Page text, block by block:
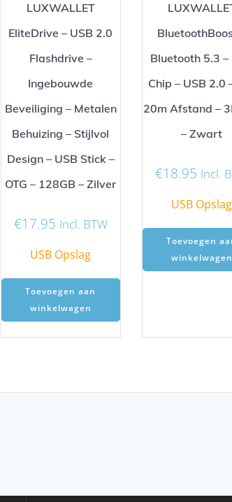
LUXWALLET
EliteDrive – USB 2.0
Flashdrive –
Ingebouwde
Beveiliging – Metalen
Behuizing – Stijlvol
Design – USB Stick –
OTG – 128GB – Zilver
€17.95 Incl. BTW
USB Opslag
Toevoegen aan
winkelwagen
Bluetooth 5.3 –
Chip – USB 2.0
20m Afstand –
– Zwart
€18.95 Incl.
USB Opslag
Toevoegen
winkelwagen